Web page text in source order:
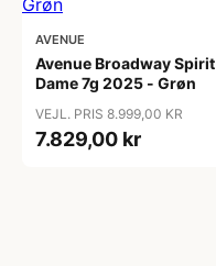
AVENUE
Avenue Broadway Spirit
Dame 7g 2025 - Grøn
VEJL. PRIS 8.999,00 KR
7.829,00 kr